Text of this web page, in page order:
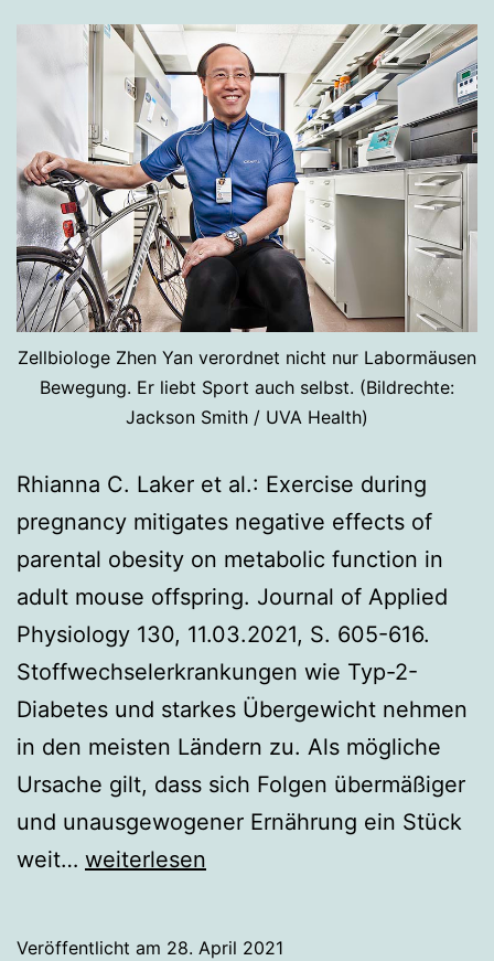
Zellbiologe Zhen Yan verordnet nicht nur Labormäusen
Bewegung. Er liebt Sport auch selbst. (Bildrechte:
Jackson Smith / UVA Health)
Rhianna C. Laker et al.: Exercise during
pregnancy mitigates negative effects of
parental obesity on metabolic function in
adult mouse offspring. Journal of Applied
Physiology 130, 11.03.2021, S. 605-616.
Stoffwechselerkrankungen wie Typ-2-
Diabetes und starkes Übergewicht nehmen
in den meisten Ländern zu. Als mögliche
Ursache gilt, dass sich Folgen übermäßiger
und unausgewogener Ernährung ein Stück
weit… Ist
weiterlesen
Veröffentlicht am 28. April 2021